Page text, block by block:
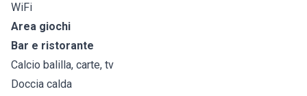
WiFi
Area giochi
Bar e ristorante
Calcio balilla, carte, tv
Doccia calda